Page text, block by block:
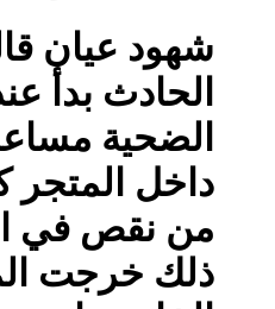
شهود عيان
الحادث بدأ
الضحية
داخل المتجر
من نقص في
ذلك خرجت